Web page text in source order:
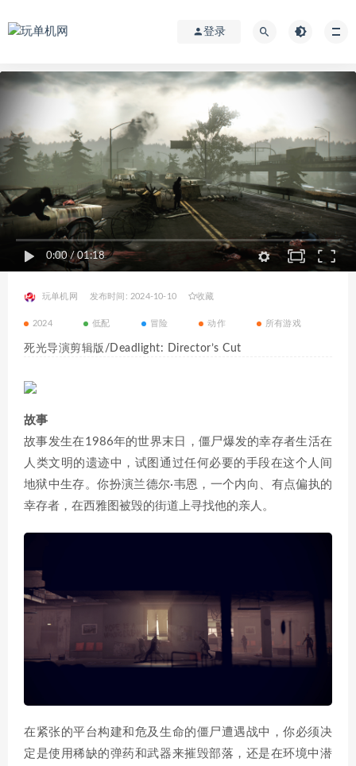
登录
0:00/01:18
玩单机网 发布时间: 2024-10-10 收藏
2024 低配 冒险 动作 所有游戏
死光导演剪辑版/Deadlight: Director’s Cut
故事
故事发生在1986年的世界末日，僵尸爆发的幸存者生活在
人类文明的遗迹中，试图通过任何必要的手段在这个人间
地狱中生存。你扮演兰德尔·韦恩，一个内向、有点偏执的
幸存者，在西雅图被毁的街道上寻找他的亲人。
在紧张的平台构建和危及生命的僵尸遭遇战中，你必须决
定是使用稀缺的弹药和武器来摧毁部落，还是在环境中潜